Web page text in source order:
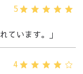
5
ています。」
4